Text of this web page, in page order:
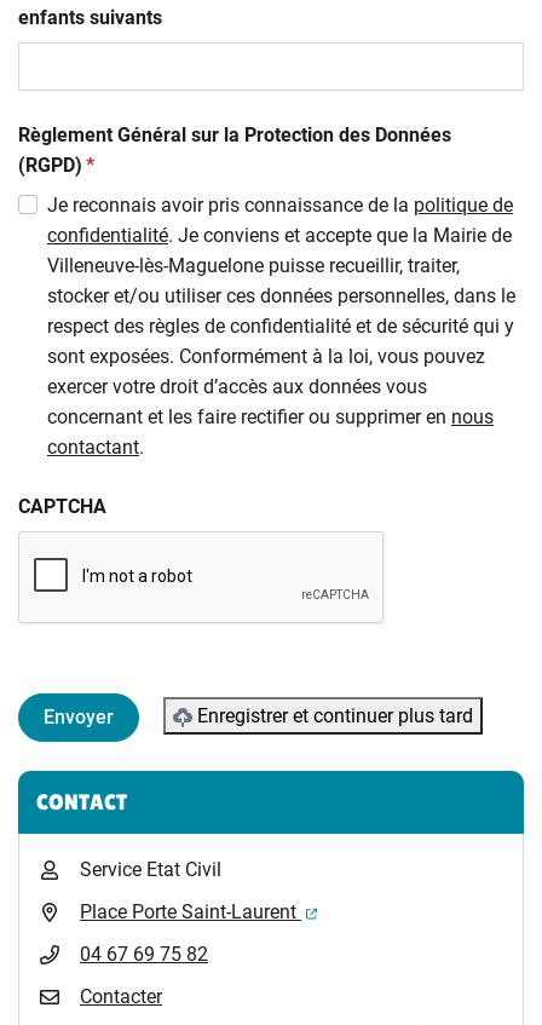
enfants suivants
Règlement Général sur la Protection des Données
(RGPD) (obligatoire)
*
Je reconnais avoir pris connaissance de la politique de
confidentialité. Je conviens et accepte que la Mairie de
Villeneuve-lès-Maguelone puisse recueillir, traiter,
stocker et/ou utiliser ces données personnelles, dans le
respect des règles de confidentialité et de sécurité qui y
sont exposées. Conformément à la loi, vous pouvez
exercer votre droit d’accès aux données vous
concernant et les faire rectifier ou supprimer en nous
contactant.
CAPTCHA
Enregistrer et continuer plus tard
Informations complémentaires
CONTACT
Service Etat Civil
Place Porte Saint-Laurent
(ouverture dans un
04 67 69 75 82
Contacter